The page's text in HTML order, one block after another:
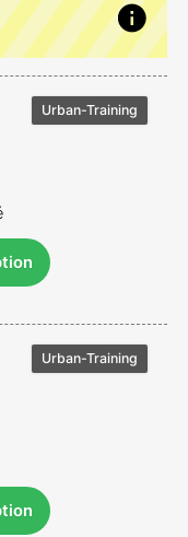
Urban-Training
Urban-Training